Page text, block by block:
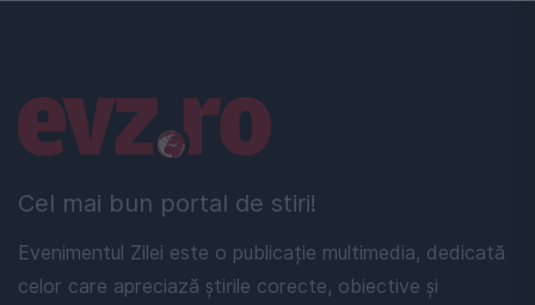
Cel mai bun portal de stiri!
Evenimentul Zilei este o publicație multimedia, dedicată
celor care apreciază știrile corecte, obiective și
Linkuri utile